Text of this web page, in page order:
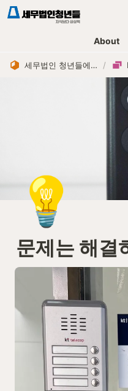
About
세무법인 청년들에서의 ‘나’ /
💡
문제는 해결